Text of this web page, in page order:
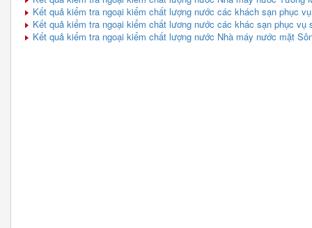
Kết quả kiểm tra ngoại kiểm chất lượng nước các khách sạn phục
Kết quả kiểm tra ngoại kiểm chất lương nước các khác sạn phục vụ
Kết quả kiểm tra ngoại kiểm chất lượng nước Nhà máy nước mặt